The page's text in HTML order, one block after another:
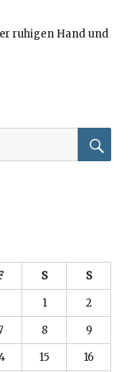
ruhigen Hand und
S
S
1
2
8
9
15
16